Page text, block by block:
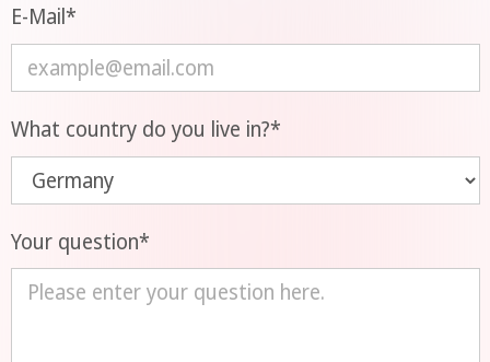
E-Mail*
What country do you live in?*
Your question*